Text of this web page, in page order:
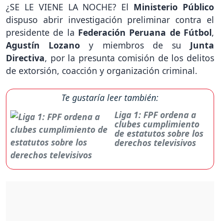
¿SE LE VIENE LA NOCHE? El Ministerio Público
dispuso abrir investigación preliminar contra el
presidente de la Federación Peruana de Fútbol,
Agustín Lozano y miembros de su Junta
Directiva, por la presunta comisión de los delitos
de extorsión, coacción y organización criminal.
Te gustaría leer también:
Liga 1: FPF ordena a
clubes cumplimiento
de estatutos sobre los
derechos televisivos